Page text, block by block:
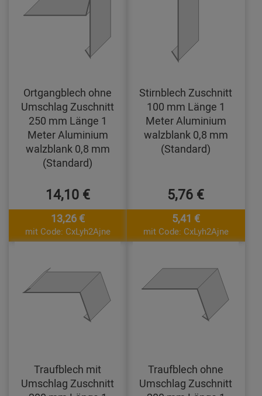
Ortgangblech ohne
Umschlag Zuschnitt
250 mm Länge 1
Meter Aluminium
walzblank 0,8 mm
(Standard)
14,10 €
13,26 €
mit Code: CxLyh2Ajne
Stirnblech Zuschnitt
100 mm Länge 1
Meter Aluminium
walzblank 0,8 mm
(Standard)
5,76 €
5,41 €
mit Code: CxLyh2Ajne
Traufblech mit
Umschlag Zuschnitt
Traufblech ohne
Umschlag Zuschnitt